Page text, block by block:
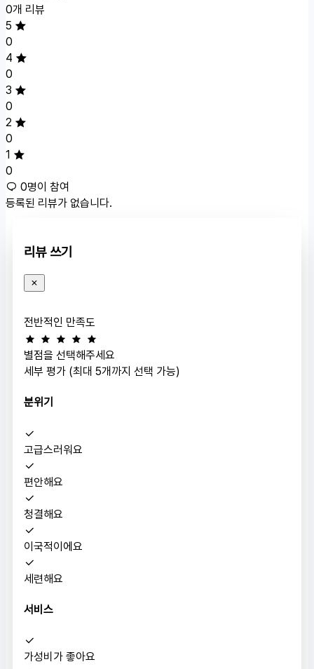
0개 리뷰
5
0
4
0
3
0
2
0
1
0
0명이 참여
등록된 리뷰가 없습니다.
리뷰 쓰기
전반적인 만족도
별점을 선택해주세요
세부 평가 (최대 5개까지 선택 가능)
분위기
고급스러워요
편안해요
청결해요
이국적이에요
세련해요
서비스
가성비가 좋아요